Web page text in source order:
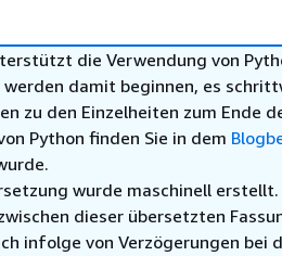
die Verwendung von
werden damit beginnen, es
zu den Einzelheiten zum Ende
Python finden Sie in dem
wurde maschinell
dieser übersetzten
infolge von Verzögerungen bei